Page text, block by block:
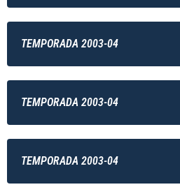
TEMPORADA 2003-04
TEMPORADA 2003-04
TEMPORADA 2003-04